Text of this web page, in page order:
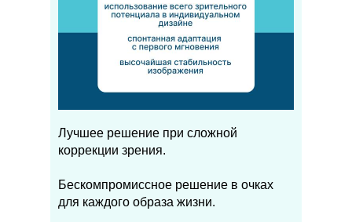
Лучшее решение при сложной
коррекции зрения.
Бескомпромиссное решение в очках
для каждого образа жизни.